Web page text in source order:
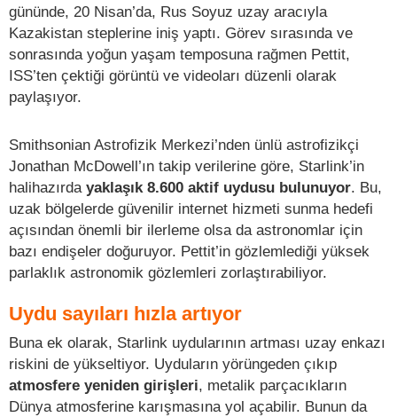
gününde, 20 Nisan’da, Rus Soyuz uzay aracıyla
Kazakistan steplerine iniş yaptı. Görev sırasında ve
sonrasında yoğun yaşam temposuna rağmen Pettit,
ISS’ten çektiği görüntü ve videoları düzenli olarak
paylaşıyor.
Smithsonian Astrofizik Merkezi’nden ünlü astrofizikçi
Jonathan McDowell’ın takip verilerine göre, Starlink’in
halihazırda yaklaşık 8.600 aktif uydusu bulunuyor. Bu,
uzak bölgelerde güvenilir internet hizmeti sunma hedefi
açısından önemli bir ilerleme olsa da astronomlar için
bazı endişeler doğuruyor. Pettit’in gözlemlediği yüksek
parlaklık astronomik gözlemleri zorlaştırabiliyor.
Uydu sayıları hızla artıyor
Buna ek olarak, Starlink uydularının artması uzay enkazı
riskini de yükseltiyor. Uyduların yörüngeden çıkıp
atmosfere yeniden girişleri, metalik parçacıkların
Dünya atmosferine karışmasına yol açabilir. Bunun da